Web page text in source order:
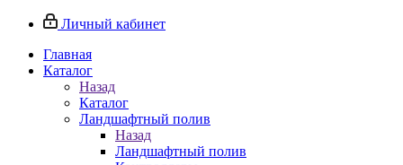
Личный кабинет
Главная
Каталог
Назад
Каталог
Ландшафтный полив
Назад
Ландшафтный полив